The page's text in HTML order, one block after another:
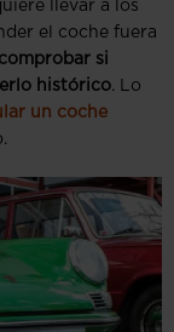
llevar a los
el coche fuera
comprobar si
histórico. Lo
un coche